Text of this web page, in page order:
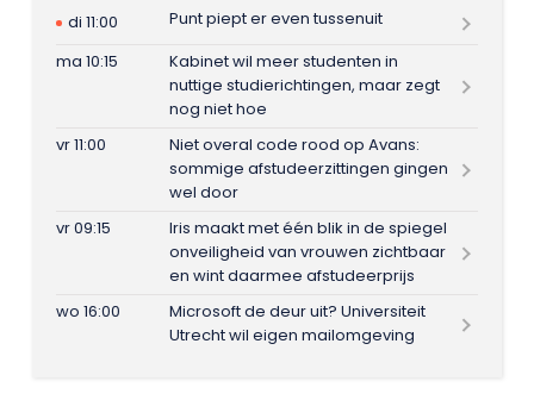
di 11:00
Punt piept er even tussenuit
ma 10:15
Kabinet wil meer studenten in
nuttige studierichtingen, maar zegt
nog niet hoe
vr 11:00
Niet overal code rood op Avans:
sommige afstudeerzittingen gingen
wel door
vr 09:15
Iris maakt met één blik in de spiegel
onveiligheid van vrouwen zichtbaar
en wint daarmee afstudeerprijs
wo 16:00
Microsoft de deur uit? Universiteit
Utrecht wil eigen mailomgeving